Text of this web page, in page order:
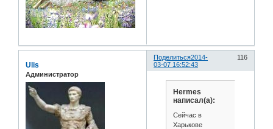
Поделиться 116
2014-
03-07 16:52:43
Ulis
Администратор
Hermes
написал(а):
Сейчас в
Харькове